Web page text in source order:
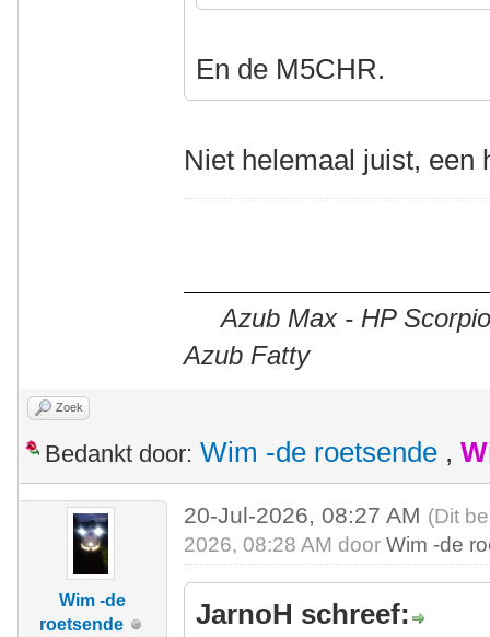
En de M5CHR.
Niet helemaal juist, een
Azub Max - HP
Azub Fatty
Zoek
Bedankt door: Wim -de roetsende ,
Wim -de
roetsende
20-Jul-2026, 08:27 AM (Dit
2026, 08:28 AM doorWim -de
JarnoH schreef: